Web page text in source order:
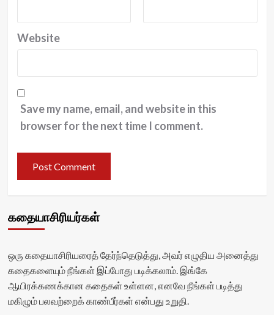
Website
Save my name, email, and website in this
browser for the next time I comment.
கதையாசிரியர்கள்
ஒரு கதையாசிரியரைத் தேர்ந்தெடுத்து, அவர் எழுதிய அனைத்து
கதைகளையும் நீங்கள் இப்போது படிக்கலாம். இங்கே
ஆயிரக்கணக்கான கதைகள் உள்ளன, எனவே நீங்கள் படித்து
மகிழும் பலவற்றைக் காண்பீர்கள் என்பது உறுதி.